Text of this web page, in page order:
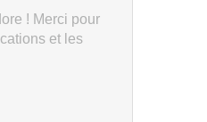
! Merci pour
et les